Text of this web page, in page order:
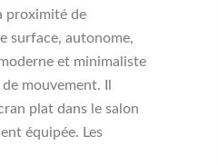
proximité de
surface, autonome,
et minimaliste
mouvement. Il
plat dans le salon
équipée. Les